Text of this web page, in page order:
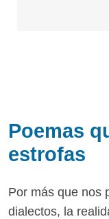
Poemas
estrofas
Por más que nos
dialectos, la